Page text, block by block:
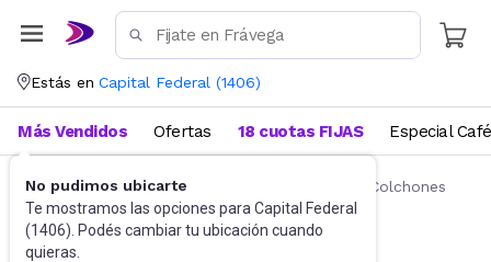
Estás en Capital Federal (1406)
No pudimos ubicarte
Te mostramos las opciones para Capital Federal
(1406). Podés cambiar tu ubicación cuando
quieras.
Más Vendidos Ofertas 18 cuotas FIJAS Especial Café
Ropa de cama Fundas y Protectores para Colchones